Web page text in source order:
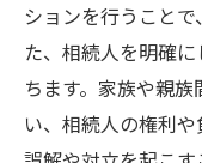
ションを行うこと
た、相続人を明確
ちます。家族や親
い、相続人の権利